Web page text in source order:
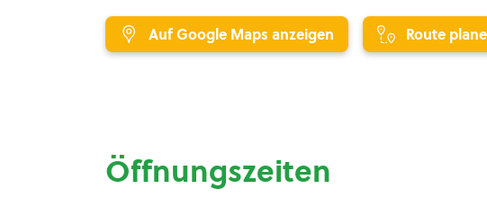
Auf Google Maps anzeigen Route
Öffnungszeiten